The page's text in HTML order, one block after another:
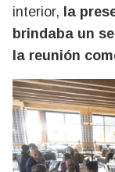
interior, la
brindaba un
la reunión